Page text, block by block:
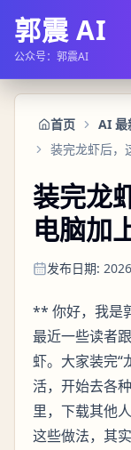
郭震 AI
公众号：郭震AI
首页
AI 最
装完龙
电脑加
发布日期:
** 你好，我是
最近一些读者
虾。大家装完“
活，开始去各
里，下载其他
这些做法，其